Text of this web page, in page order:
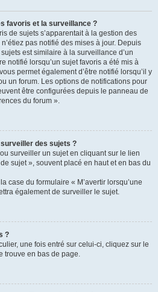
favoris et la surveillance ?
de sujets s’apparentait à la gestion des
pas notifié des mises à jour. Depuis
est similaire à la surveillance d’un
notifié lorsqu’un sujet favoris a été mis à
permet également d’être notifié lorsqu’il y
un forum. Les options de notifications pour
être configurées depuis le panneau de
du forum ».
des sujets ?
surveiller un sujet en cliquant sur le lien
sujet », souvent placé en haut et en bas du
case du formulaire « M’avertir lorsqu’une
également de surveiller le sujet.
?
une fois entré sur celui-ci, cliquez sur le
trouve en bas de page.